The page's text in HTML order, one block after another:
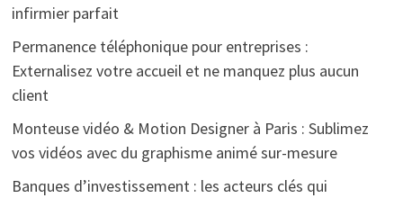
infirmier parfait
Permanence téléphonique pour entreprises :
Externalisez votre accueil et ne manquez plus aucun
client
Monteuse vidéo & Motion Designer à Paris : Sublimez
vos vidéos avec du graphisme animé sur-mesure
Banques d’investissement : les acteurs clés qui